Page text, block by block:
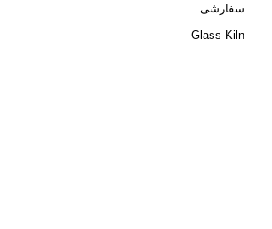
سفارشی
Glass Kiln